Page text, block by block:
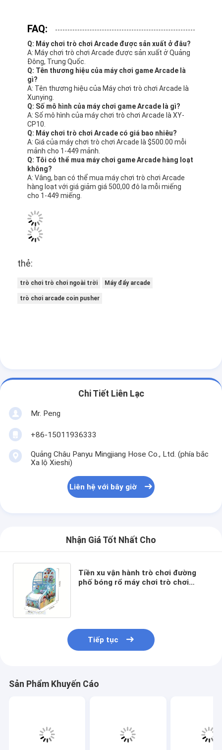
FAQ:
Q: Máy chơi trò chơi Arcade được sản xuất ở đâu?
A: Máy chơi trò chơi Arcade được sản xuất ở Quảng
Đông, Trung Quốc.
Q: Tên thương hiệu của máy chơi game Arcade là
gì?
A: Tên thương hiệu của Máy chơi trò chơi Arcade là
Xunying.
Q: Số mô hình của máy chơi game Arcade là gì?
A: Số mô hình của máy chơi trò chơi Arcade là XY-
CP10.
Q: Máy chơi trò chơi Arcade có giá bao nhiêu?
A: Giá của máy chơi trò chơi Arcade là $500.00 mỗi
mảnh cho 1-449 mảnh.
Q: Tôi có thể mua máy chơi game Arcade hàng loạt
không?
A: Vâng, bạn có thể mua máy chơi trò chơi Arcade
hàng loạt với giá giảm giá 500,00 đô la mỗi miếng
cho 1-449 miếng.
thẻ:
trò chơi trò chơi ngoài trời Máy đẩy arcade
trò chơi arcade coin pusher
Chi Tiết Liên Lạc
Mr. Peng
+86-15011936333
Quảng Châu Panyu Mingjiang Hose Co., Ltd. (phía bắc
Xa lộ Xieshi)
Liên hệ với bây giờ
Nhận Giá Tốt Nhất Cho
Tiền xu vận hành trò chơi đường
phố bóng rổ máy chơi trò chơi
Tiếp tục
Sản Phẩm Khuyến Cáo